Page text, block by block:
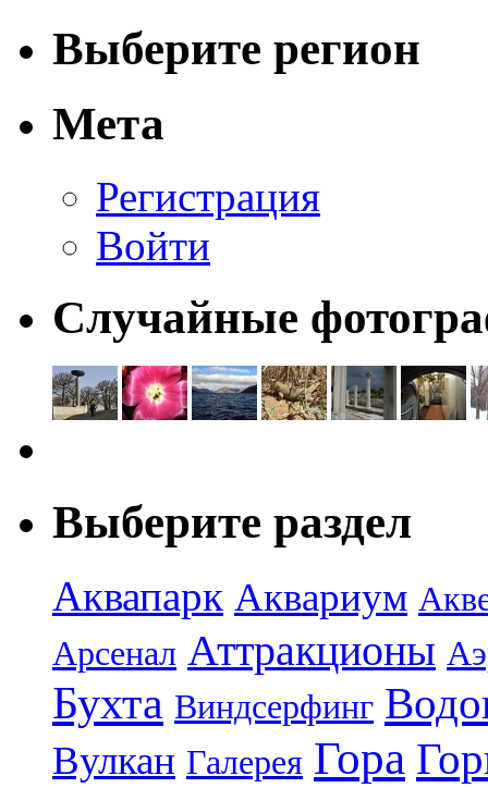
Выберите регион
Мета
Регистрация
Войти
Случайные
Выберите раздел
Аквапарк Аквариум
Арсенал Аттракционы
Бухта Виндсерфинг
Вулкан Галерея Гора